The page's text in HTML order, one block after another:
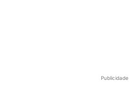
Publicidade